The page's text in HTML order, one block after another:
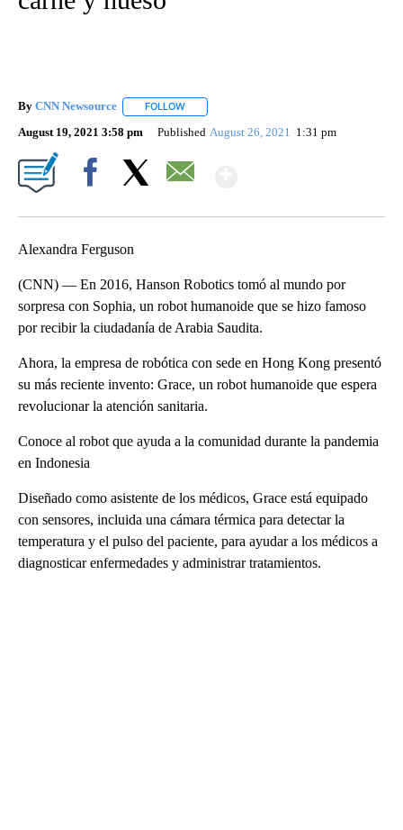
By CNN Newsource FOLLOW
August 19, 2021 3:58 pm Published August 26, 2021 1:31 pm
Alexandra Ferguson
(CNN) — En 2016, Hanson Robotics tomó al mundo por
sorpresa con Sophia, un robot humanoide que se hizo famoso
por recibir la ciudadanía de Arabia Saudita.
Ahora, la empresa de robótica con sede en Hong Kong presentó
su más reciente invento: Grace, un robot humanoide que espera
revolucionar la atención sanitaria.
Conoce al robot que ayuda a la comunidad durante la pandemia
en Indonesia
Diseñado como asistente de los médicos, Grace está equipado
con sensores, incluida una cámara térmica para detectar la
temperatura y el pulso del paciente, para ayudar a los médicos a
diagnosticar enfermedades y administrar tratamientos.